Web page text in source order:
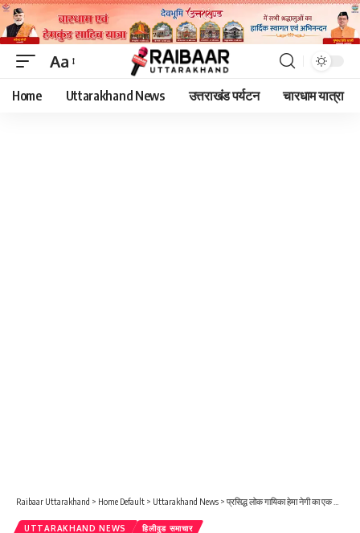
Font
Resizer
Aa
Home Uttarakhand News उत्तराखंड पर्यटन चारधाम यात्रा
Raibaar Uttarakhand > Home Default > Uttarakhand News > प्रसिद्ध लोक गायिका हेमा नेगी का एक और धमाका “मैत जाणे घड्याळी” गीत यूट्यूब पर हुआ रिलीज़
UTTARAKHAND NEWS हिलीवुड समाचार